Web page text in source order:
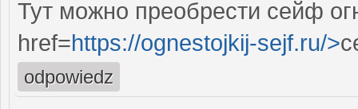
Тут можно преобрести сейф
href=https://ognestojkij-sejf.ru/>
odpowiedz